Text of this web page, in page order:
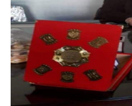
الطلاب
هيئة التدريس
الدراسات العليا